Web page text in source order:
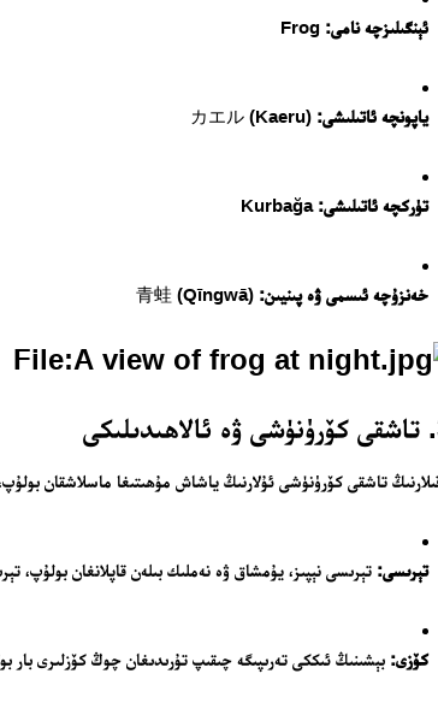
ئاناسەھىپە
بىزنى قوللاڭ
سەھىپىلىرىمىز
ئېنگىلىزچە نامى:
ياپونچە ئاتىلىشى:
تۈركچە ئاتىلىشى: Kurbağa
خەنزۇچە ئىسمى ۋە پىنيىن:
تاشقى كۆرۈنۈشى ئۇلارنىڭ ياشاش مۇھىتىغا ماسلاشقان
تېرىسى: تېرىسى نېپىز، يۇمشاق ۋە نەملىك بىلەن قاپلانغان بولۇپ،
كۆزى: بېشىنىڭ ئىككى تەرىپىگە چىقىپ تۇرىدىغان چوڭ كۆزلىرى بار